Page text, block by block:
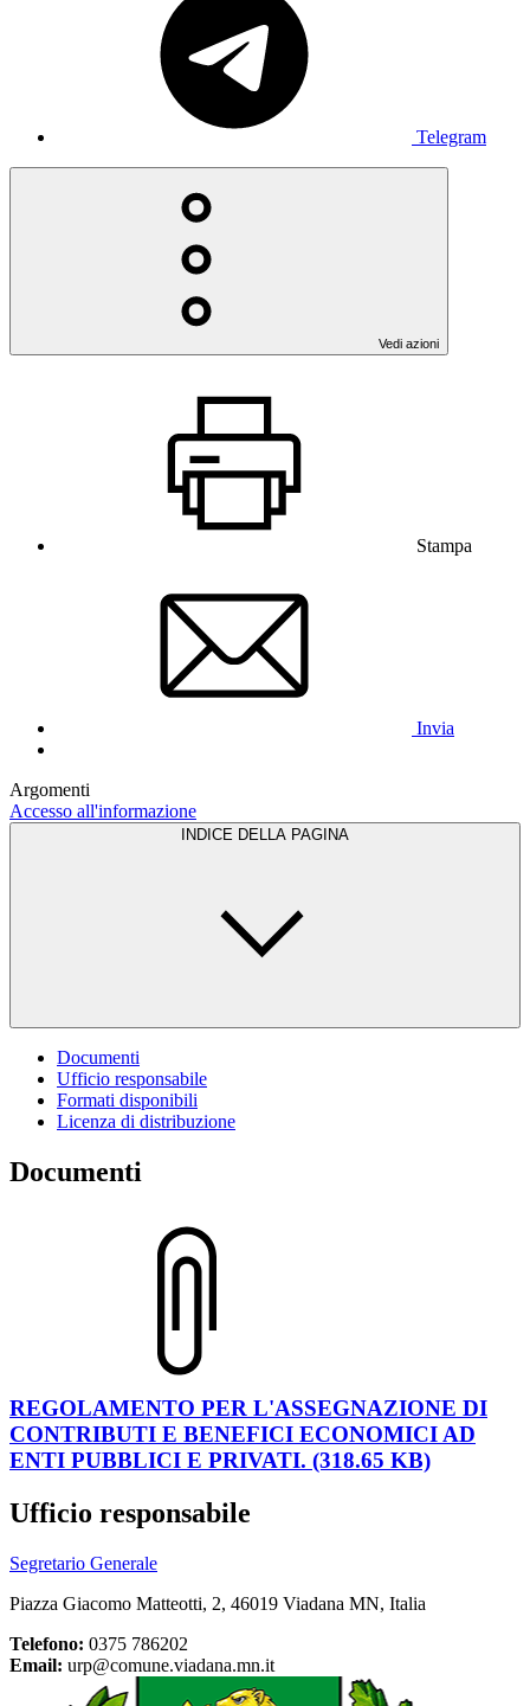
Telegram
Vedi azioni
Stampa
Invia
Argomenti
Accesso all'informazione
INDICE DELLA PAGINA
Documenti
Ufficio responsabile
Formati disponibili
Licenza di distribuzione
Documenti
REGOLAMENTO PER L'ASSEGNAZIONE DI
CONTRIBUTI E BENEFICI ECONOMICI AD
ENTI PUBBLICI E PRIVATI. (318.65 KB)
Ufficio responsabile
Segretario Generale
Piazza Giacomo Matteotti, 2, 46019 Viadana MN, Italia
Telefono: 0375 786202
Email: urp@comune.viadana.mn.it